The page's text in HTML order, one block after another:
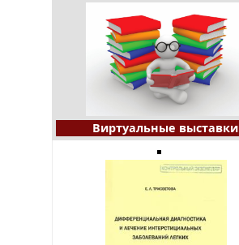
Виртуальные выставки